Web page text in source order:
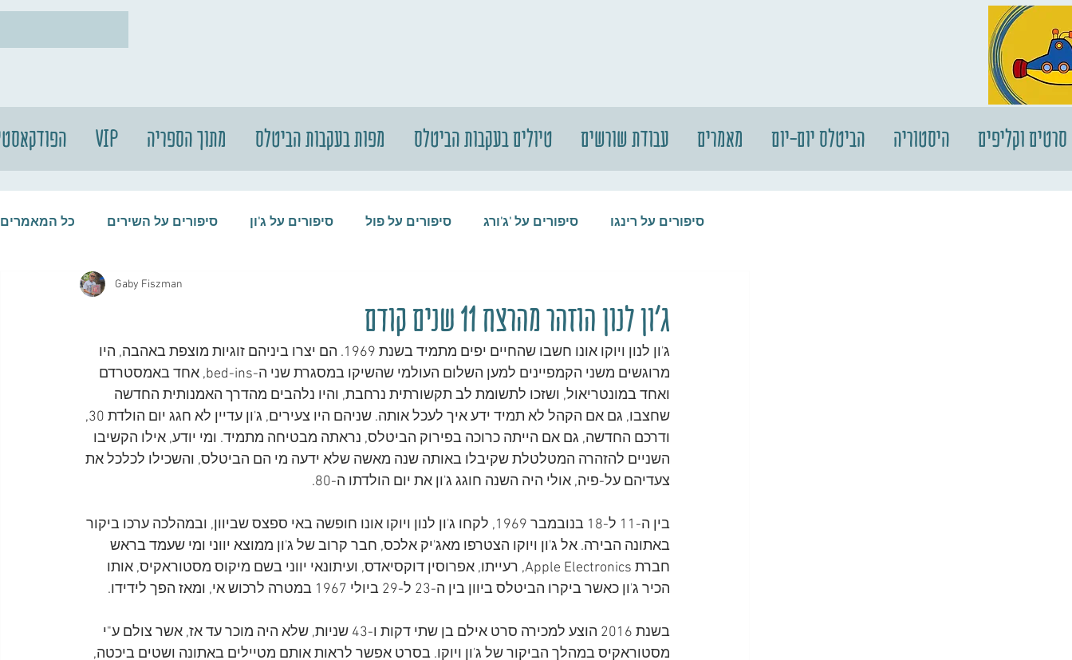
VIP מתוך הספריה מפות בעקבות הביטלס טיולים בעקבות הביטלס עבודת שורשים מאמרים הביטלס יום-יום היסטוריה סרטים וקליפים
כל המאמרים סיפורים על השירים סיפורים על ג'ון סיפורים על פול סיפורים על 'ג'ורג סיפורים על רינגו
סיפורים על הביטלס סיפורים על התקליטים
ג'ון לנון הוזהר מהרצח 11 שנים קודם
Gaby Fiszman
ג'ון לנון ויוקו אונו חשבו שהחיים יפים מתמיד בשנת 1969. הם יצרו ביניהם זוגיות מוצפת באהבה, היו
מרוגשים משני הקמפיינים למען השלום העולמי שהשיקו במסגרת שני ה-bed-ins, אחד באמסטרדם
ואחד במונטריאול, ושזכו לתשומת לב תקשורתית נרחבת, והיו נלהבים מהדרך האמנותית החדשה
שחצבו, גם אם הקהל לא תמיד ידע איך לעכל אותה. שניהם היו צעירים, ג'ון עדיין לא חגג יום הולדת 30,
ודרכם החדשה, גם אם הייתה כרוכה בפירוק הביטלס, נראתה מבטיחה מתמיד. ומי יודע, אילו הקשיבו
השניים להזהרה המטלטלת שקיבלו באותה שנה מאשה שלא ידעה מי הם הביטלס, והשכילו לכלכל את
צעדיהם על-פיה, אולי היה השנה חוגג ג'ון את יום הולדתו ה-80.
בין ה-11 ל-18 בנובמבר 1969, לקחו ג'ון לנון ויוקו אונו חופשה באי ספצס שביוון, ובמהלכה ערכו ביקור
באתונה הבירה. אל ג'ון ויוקו הצטרפו מאג'יק אלכס, חבר קרוב של ג'ון ממוצא יווני ומי שעמד בראש
חברת Apple Electronics, רעייתו, אפרוסין דוקסיאדס, ועיתונאי יווני בשם מיקוס מסטוראקיס, אותו
הכיר ג'ון כאשר ביקרו הביטלס ביוון בין ה-23 ל-29 ביולי 1967 במטרה לרכוש אי, ומאז הפך לידידו.
בשנת 2016 הוצע למכירה סרט אילם בן שתי דקות ו-43 שניות, שלא היה מוכר עד אז, אשר צולם ע"י
מסטוראקיס במהלך הביקור של ג'ון ויוקו. בסרט אפשר לראות אותם מטיילים באתונה ושטים ביכטה,